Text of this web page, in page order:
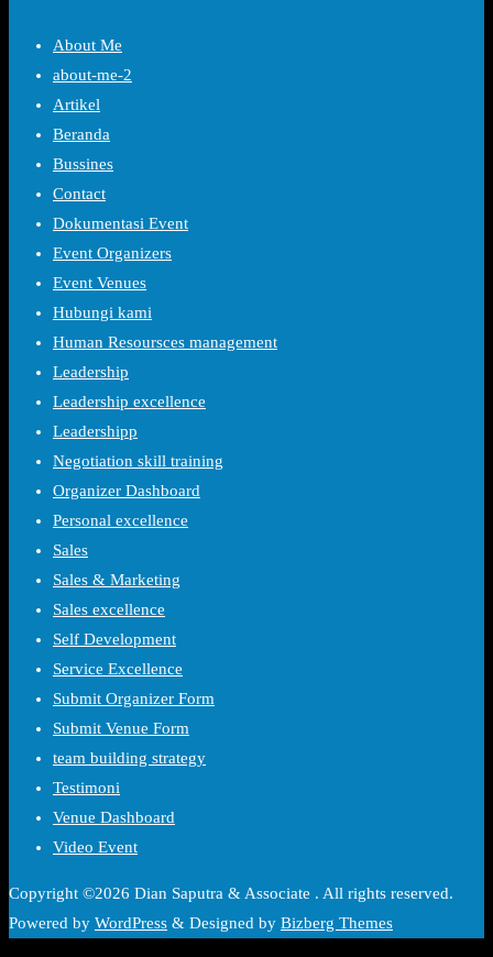
About Me
about-me-2
Artikel
Beranda
Bussines
Contact
Dokumentasi Event
Event Organizers
Event Venues
Hubungi kami
Human Resoursces management
Leadership
Leadership excellence
Leadershipp
Negotiation skill training
Organizer Dashboard
Personal excellence
Sales
Sales & Marketing
Sales excellence
Self Development
Service Excellence
Submit Organizer Form
Submit Venue Form
team building strategy
Testimoni
Venue Dashboard
Video Event
Copyright ©2026 Dian Saputra & Associate . All rights reserved.
Powered by WordPress & Designed by Bizberg Themes